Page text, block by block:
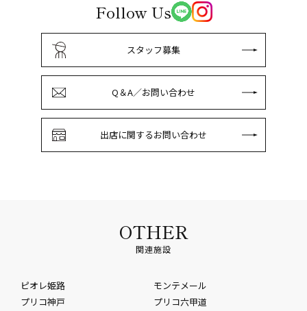
Follow Us
スタッフ募集
Q＆A／お問い合わせ
出店に関するお問い合わせ
OTHER
関連施設
ピオレ姫路
モンテメール
プリコ神戸
プリコ六甲道